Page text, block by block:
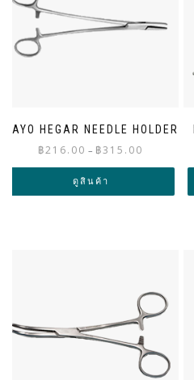
MAYO HEGAR NEEDLE HOLDER
฿216.00 – ฿315.00
through
ดูสินค้า